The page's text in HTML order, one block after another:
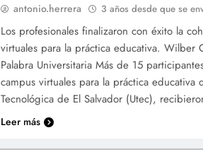
antonio.herrera 3 años desde que se
Los profesionales finalizaron con éxito la
virtuales para la práctica educativa. Wilber
Palabra Universitaria Más de 15
campus virtuales para la práctica educativa
Tecnológica de El Salvador (Utec),
Leer más